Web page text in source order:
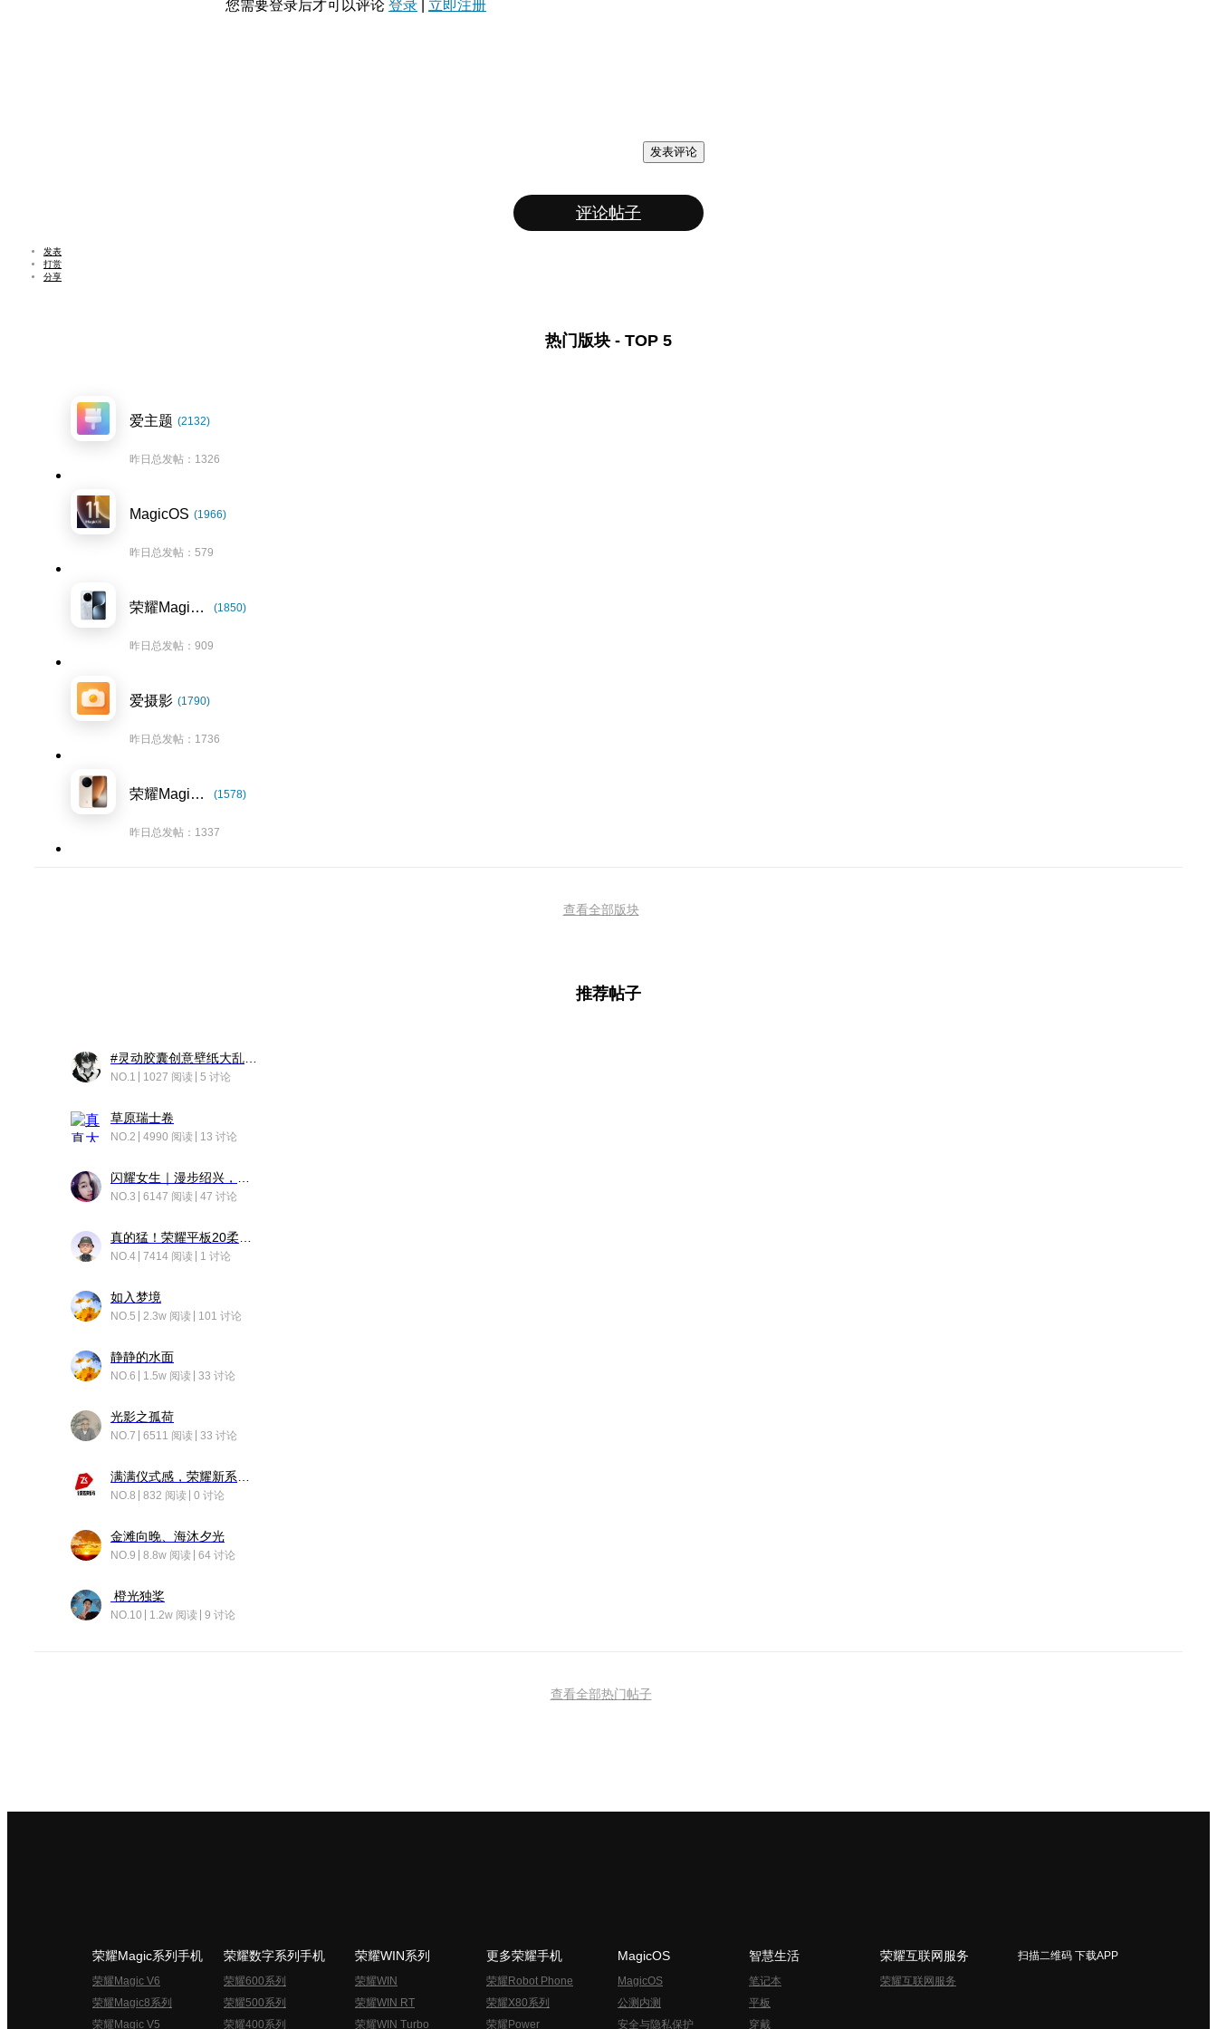
您需要登录后才可以评论 登录 立即注册
发表评论
评论帖子
发表
打赏
分享
热门版块 - TOP 5
爱主题 (2132)
昨日总发帖：1326
MagicOS (1966)
昨日总发帖：579
荣耀Magic7系列 (1850)
昨日总发帖：909
爱摄影 (1790)
昨日总发帖：1736
荣耀Magic8系列 (1578)
昨日总发帖：1337
查看全部版块
推荐帖子
NO.1 1027 阅读 5 讨论
草原瑞士卷
NO.2 4990 阅读 13 讨论
NO.3 6147 阅读 47 讨论
NO.4 7414 阅读 1 讨论
如入梦境
NO.5 2.3w 阅读 101 讨论
静静的水面
NO.6 1.5w 阅读 33 讨论
光影之孤荷
NO.7 6511 阅读 33 讨论
NO.8 832 阅读 0 讨论
金滩向晚、海沐夕光
NO.9 8.8w 阅读 64 讨论
橙光独桨
NO.10 1.2w 阅读 9 讨论
查看全部热门帖子
荣耀Magic系列手机
荣耀Magic V6
荣耀Magic8系列
荣耀Magic V5
荣耀数字系列手机
荣耀600系列
荣耀500系列
荣耀400系列
荣耀WIN系列
荣耀WIN
荣耀WIN RT
荣耀WIN Turbo
更多荣耀手机
荣耀Robot Phone
荣耀X80系列
荣耀Power
MagicOS
MagicOS
公测内测
安全与隐私保护
智慧生活
笔记本
平板
穿戴
荣耀互联网服务
荣耀互联网服务
扫描二维码 下载APP